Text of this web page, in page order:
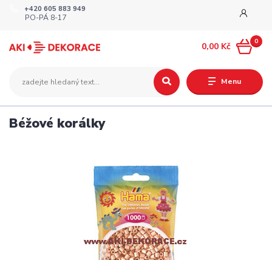
Menu
+420 605 883 949
PO-PÁ 8-17
0
0,00 Kč
Béžové korálky